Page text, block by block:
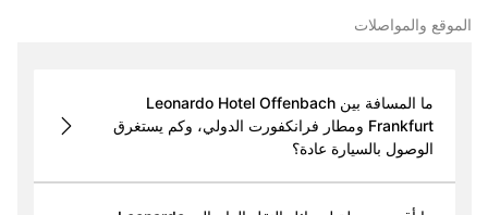
الموقع والمواصلات
ما المسافة بين Leonardo Hotel Offenbach
Frankfurt ومطار فرانكفورت الدولي، وكم يستغرق
الوصول بالسيارة عادة؟